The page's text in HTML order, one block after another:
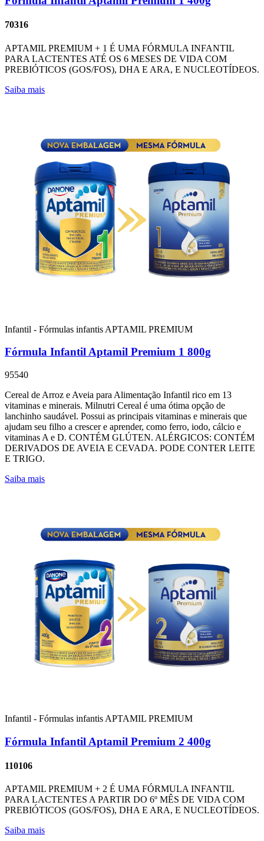
70316
APTAMIL PREMIUM + 1 É UMA FÓRMULA INFANTIL
PARA LACTENTES ATÉ OS 6 MESES DE VIDA COM
PREBIÓTICOS (GOS/FOS), DHA E ARA, E NUCLEOTÍDEOS.
Saiba mais
Infantil - Fórmulas infantis APTAMIL PREMIUM
Fórmula Infantil Aptamil Premium 1 800g
95540
Cereal de Arroz e Aveia para Alimentação Infantil rico em 13
vitaminas e minerais. Milnutri Cereal é uma ótima opção de
lanchinho saudável. Possui as principais vitaminas e minerais que
ajudam seu filho a crescer e aprender, como ferro, iodo, cálcio e
vitaminas A e D. CONTÉM GLÚTEN. ALÉRGICOS: CONTÉM
DERIVADOS DE AVEIA E CEVADA. PODE CONTER LEITE
E TRIGO.
Saiba mais
Infantil - Fórmulas infantis APTAMIL PREMIUM
Fórmula Infantil Aptamil Premium 2 400g
110106
APTAMIL PREMIUM + 2 É UMA FÓRMULA INFANTIL
PARA LACTENTES A PARTIR DO 6º MÊS DE VIDA COM
PREBIÓTICOS (GOS/FOS), DHA E ARA, E NUCLEOTÍDEOS.
Saiba mais